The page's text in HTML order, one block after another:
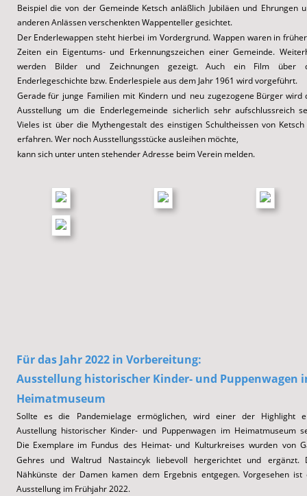
Für das Jahr 2022 in Vorbereitung:
Ausstellung historischer Kinder- und Puppenwagen
Heimatmuseum
Sollte es die Pandemielage ermöglichen, wird einer der Highlight
Austellung historischer Kinder- und Puppenwagen im Heimatmuseum
Die Exemplare im Fundus des Heimat- und Kulturkreises wurden von
Gehres und Waltrud Nastaincyk liebevoll hergerichtet und ergänzt.
Nähkünste der Damen kamen dem Ergebnis entgegen. Vorgesehen ist
Ausstellung im Frühjahr 2022.
Beispiel die von der Gemeinde Ketsch anläßlich Jubiläen und Ehrungen
anderen Anlässen verschenkten Wappenteller gesichtet.
Der Enderlewappen steht hierbei im Vordergrund. Wappen waren in
Zeiten ein Eigentums- und Erkennungszeichen einer Gemeinde.
werden
Bilder und Zeichnungen gezeigt. Auch ein Film über
Enderlegeschichte bzw. Enderlespiele aus dem Jahr 1961 wird vorgeführt.
Gerade für junge Familien mit Kindern und neu zugezogene Bürger wird
Ausstellung um die Enderlegemeinde sicherlich sehr aufschlussreich
Vieles ist über die Mythengestalt des einstigen Schultheissen von Ketsch
erfahren. Wer noch Ausstellungsstücke ausleihen möchte,
kann sich unter unten stehender Adresse beim Verein melden.